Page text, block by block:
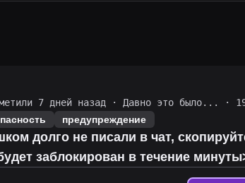
7 дней назад · Давно это было...
·
предупреждение
долго не писали в чат,
заблокирован в течение